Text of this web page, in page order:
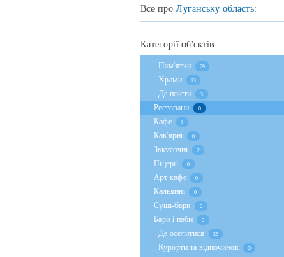
Все про Луганську область:
Категорії об'єктів
Пам'ятки 79
Храми 13
Де поїсти 3
Ресторани 0
Кафе 1
Кав'ярні 0
Закусочні 2
Піцерії 0
Арт кафе 0
Кальянні 0
Суші-бари 0
Бари і паби 0
Де оселитися 26
Курорти та відпочинок 0